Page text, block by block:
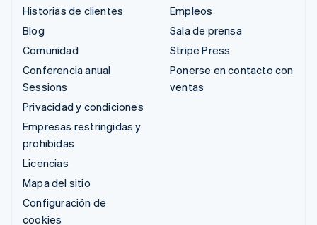
Historias de clientes
Blog
Comunidad
Conferencia anual
Sessions
Privacidad y condiciones
Empresas restringidas y
prohibidas
Licencias
Mapa del sitio
Configuración de
cookies
Empleos
Sala de prensa
Stripe Press
Ponerse en contacto con
ventas